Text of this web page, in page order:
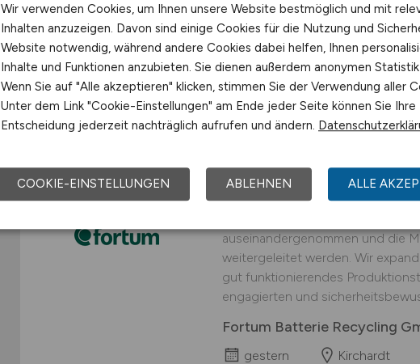
WHEELS Logistics GmbH &
gestern Münster
TOP JOB
(w/m/d)
interessanter
An unserem Standort in
Prozessschritt durchgeführt, in
auseinandergenommen und die
weitergeleitet werden. Wir
gut funktionierendes
engagierten und
Fortum Batterie Recycling
gestern Kirchardt
Wir verwenden Cookies, um Ihnen unsere Website bestmöglich und mit
Inhalten anzuzeigen. Davon sind einige Cookies für die Nutzung und
Website notwendig, während andere Cookies dabei helfen, Ihnen
Inhalte und Funktionen anzubieten. Sie dienen außerdem anonymen
Wenn Sie auf "Alle akzeptieren" klicken, stimmen Sie der Verwendung aller
Unter dem Link "Cookie-Einstellungen" am Ende jeder Seite können Sie Ihre
Entscheidung jederzeit nachträglich aufrufen und ändern.
COOKIE-EINSTELLUNGEN ABLEHNEN ALLE